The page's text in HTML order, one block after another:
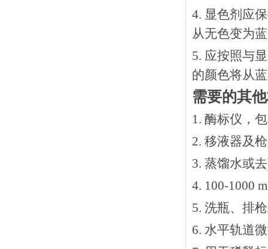
4. 显色剂应
从无色变为
5. 应按照与
的颜色将从
需要的其
1. 酶标仪，
2. 移液器及
3. 蒸馏水或
4. 100-1000
5. 洗瓶、排
6. 水平轨道